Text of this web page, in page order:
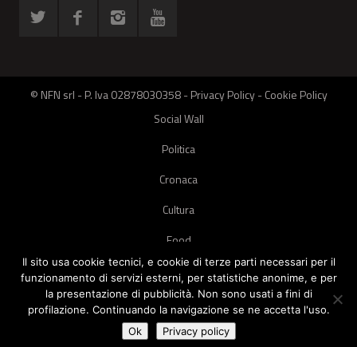
© NFN srl - P. Iva 02878030358 -Privacy Policy-Cookie Policy
Social Wall
Politica
Cronaca
Cultura
Food
Green
Pets
Street Style
Il sito usa cookie tecnici, e cookie di terze parti necessari per il
funzionamento di servizi esterni, per statistiche anonime, e per
la presentazione di pubblicità. Non sono usati a fini di
profilazione. Continuando la navigazione se ne accetta l'uso.
Ok
Privacy policy